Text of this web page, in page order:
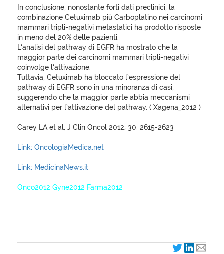
In conclusione, nonostante forti dati preclinici, la
combinazione Cetuximab più Carboplatino nei carcinomi
mammari tripli-negativi metastatici ha prodotto risposte
in meno del 20% delle pazienti.
L’analisi del pathway di EGFR ha mostrato che la
maggior parte dei carcinomi mammari tripli-negativi
coinvolge l’attivazione.
Tuttavia, Cetuximab ha bloccato l’espressione del
pathway di EGFR sono in una minoranza di casi,
suggerendo che la maggior parte abbia meccanismi
alternativi per l’attivazione del pathway. ( Xagena_2012 )
Carey LA et al, J Clin Oncol 2012; 30: 2615-2623
Link: OncologiaMedica.net
Link: MedicinaNews.it
Onco2012 Gyne2012 Farma2012